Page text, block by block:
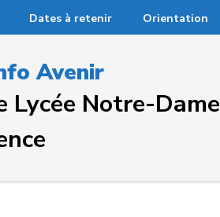
Dates à retenir Orientation
Avenir
Lycée Notre-Dame